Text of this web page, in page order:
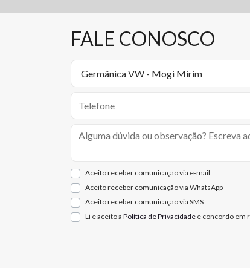
FALE CONOSCO
Aceito receber comunicação via e-mail
Aceito receber comunicação via WhatsApp
Aceito receber comunicação via SMS
Li e aceito a Política de Privacidade e concordo em